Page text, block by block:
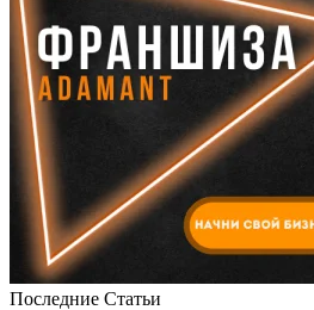
Последние Статьи